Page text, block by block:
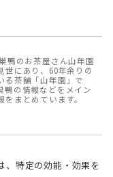
鴨のお茶屋さん山年園
世にあり、60年余りの
る茶舗「山年園」で
鴨の情報などをメイン
まとめています。
、特定の効能・効果を